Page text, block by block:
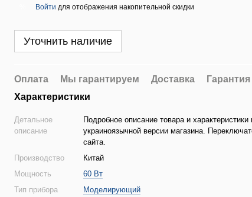
Войти для отображения накопительной скидки
Уточнить наличие
Оплата Мы гарантируем Доставка
Гарантия
Характеристики
Детальное
описание
Подробное описание товара и
украиноязычной версии магазина.
сайта.
Производство
Китай
Мощность
60 Вт
Тип прибора
Моделирующий